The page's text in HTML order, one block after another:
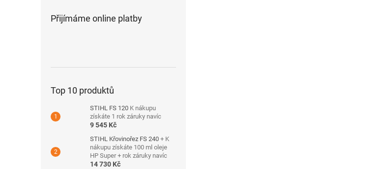
Přijímáme online platby
Top 10 produktů
STIHL FS 120 K nákupu
získáte 1 rok záruky navíc
9 545 Kč
STIHL Křovinořez FS 240 + K
nákupu získáte 100 ml oleje
HP Super + rok záruky navíc
14 730 Kč